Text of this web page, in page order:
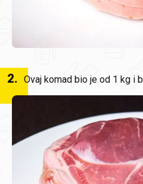
2. Ovaj komad bio je od 1 kg i